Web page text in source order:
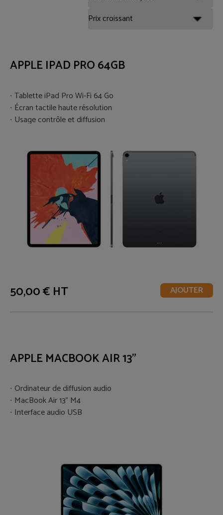
APPLE IPAD PRO 64GB
Tablette iPad Pro Wi-Fi 64 Go
Écran tactile haute résolution
Usage contrôle et diffusion
50,00 € HT AJOUTER
APPLE MACBOOK AIR 13"
Ordinateur de diffusion audio
MacBook Air 13” M4
Interface audio USB